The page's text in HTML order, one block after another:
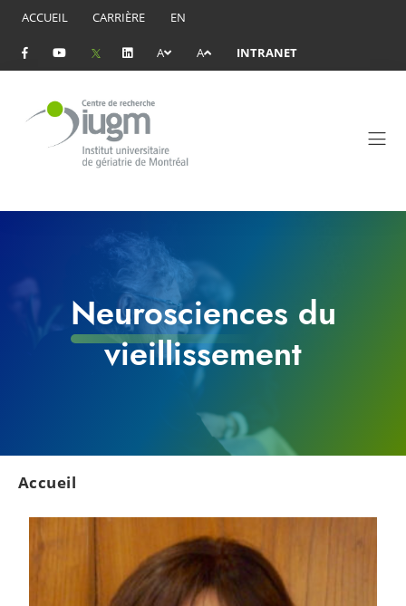
ACCUEIL CARRIÈRE EN
A A INTRANET
Neurosciences du
vieillissement
Accueil